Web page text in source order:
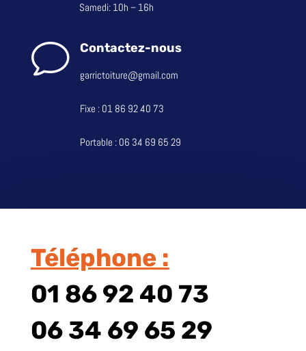
Samedi: 10h – 16h
v Contactez-nous
garrictoiture@gmail.com
Fixe : 01 86 92 40 73
Portable : 06 34 69 65 29
Téléphone :
01 86 92 40 73
06 34 69 65 29